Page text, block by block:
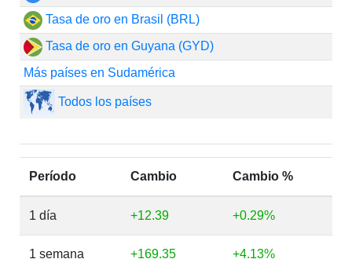
Tasa de oro en Brasil (BRL)
Tasa de oro en Guyana (GYD)
Más países en Sudamérica
Todos los países
Período Cambio Cambio %
1 día +12.39 +0.29%
1 semana +169.35 +4.13%